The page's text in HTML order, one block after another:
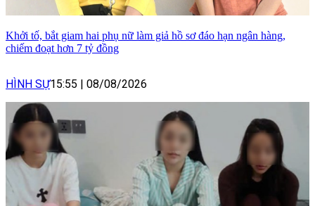
Khởi tố, bắt giam hai phụ nữ làm giả hồ sơ đáo hạn ngân hàng,
chiếm đoạt hơn 7 tỷ đồng
HÌNH SỰ15:55 08/08/2026